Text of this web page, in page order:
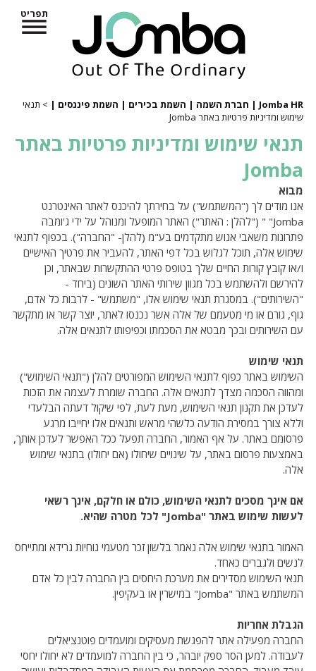
תפריט
Jomba HR | חברת השמה | השמת בכירים | השמת פיננסים |
> תנאי
שימוש ומדיניות פרטיות באתר Jomba
תנאי שימוש ומדיניות פרטיות באתר
Jomba
מבוא
אנו מודים לך ("המשתמש") על בחירתך להיכנס לאתר האינטרנט
Jomba" " ("להלן : האתר") האתר המופעל ומנוהל על ידי ג'ומבה
פתרונות משאבי אנוש מתקדמים בע"מ (להלן- "החברה"). בכפוף לתנאי
שימוש אלה, תוכל לגלוש בכל דפי האתר, להעביר את פרטיך האישיים
ו/או קובץ קורות החיים שלך בטופס פרטי ההתקשרות שבאתר, וכן
להירשם ולהשתמש בכל מגוון שירותי האתר השונים (ביחד -
"השירותים"). במסגרת תנאי שימוש אלו, "משתמש" - לרבות כל אדם,
גוף, גורם או מי מטעמם של אלה אשר נכנסו לאתר, יוצר קשר או מתקשר
עם השירותים ובכך מבטא את הסכמתו וכפיפותו לתנאים אלה.
תנאי שימוש
השימוש באתר כפוף לתנאי השימוש המפורטים להלן ("תנאי השימוש")
ומהווה הסכמה מצדך לתנאים אלה. החברה שומרת לעצמה את הזכות
לעדכן את תקנון תנאי השימוש, מעת לעת, לפי שיקול דעתה הבלעדי
וללא צורך במסירת הודעה כלשהי מראש ותנאים אלו יחייבו מרגע
פרסומם באתר. על אף האמור, החברה תפעל ככל האפשר לעדכן אותך,
באמצעות פרסום באתר, על שינויים שיחולו (אם יחולו) בתנאי שימוש
אלה.
אם אינך מסכים לתנאי השימוש, כולם או חלקם, אינך רשאי
לעשות שימוש באתר "Jomba" לכל מטרה שהיא.
האמור בתנאי שימוש אלה נאמר בלשון זכר מטעמי נוחיות גרידא ומתייחס
לנשים ולגברים כאחד.
תנאי השימוש מסדירים את מערכת היחסים בין החברה לבין כל אדם
המשתמש באתר "Jomba" במישרין או בעקיפין.
הגבלת אחריות
החברה מפעילה אתר להפגשת מעסיקים ומועמדים פוטנציאלים
לעבודה. למען הסר ספק יובהר, כי בין החברה למועמדים לא יחולו יחסי